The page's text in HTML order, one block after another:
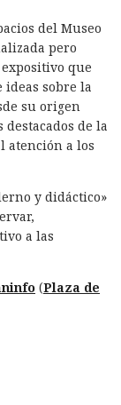
del Museo
pero
que
sobre la
su origen
de la
atención a los
y didáctico»
a las
(Plaza de